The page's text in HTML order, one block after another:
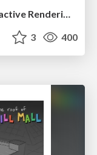
HTML-Aware ERB: The Path to Reactive Rendering @ RubyCon 2026, Rimini, Italy
3 400